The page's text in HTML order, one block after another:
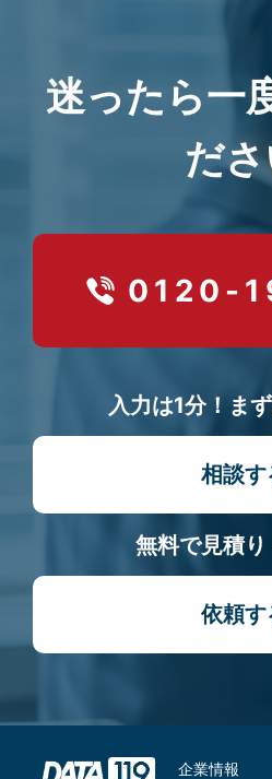
迷ったら一
だ
0120-
入力は1分！ま
相談す
無料で見積
依頼す
企業情報